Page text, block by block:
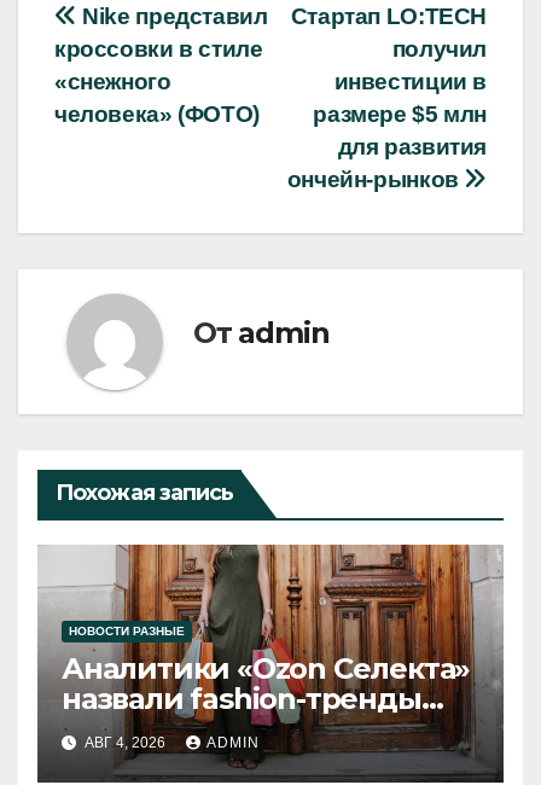
Навигация
по
записям
Стартап LO:TECH
получил
инвестиции в
размере $5 млн
для развития
ончейн-рынков
Nike представил
кроссовки в стиле
«снежного
человека» (ФОТО)
От admin
Похожая запись
НОВОСТИ РАЗНЫЕ
Аналитики «Ozon Селекта»
назвали fashion-тренды
2026 года
АВГ 4, 2026 ADMIN